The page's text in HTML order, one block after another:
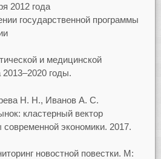
2012 года
государственной программы
и медицинской
годы.
Н. Н., Иванов А. С.
кластерный вектор
экономики. 2017.
новостной повестки. М: